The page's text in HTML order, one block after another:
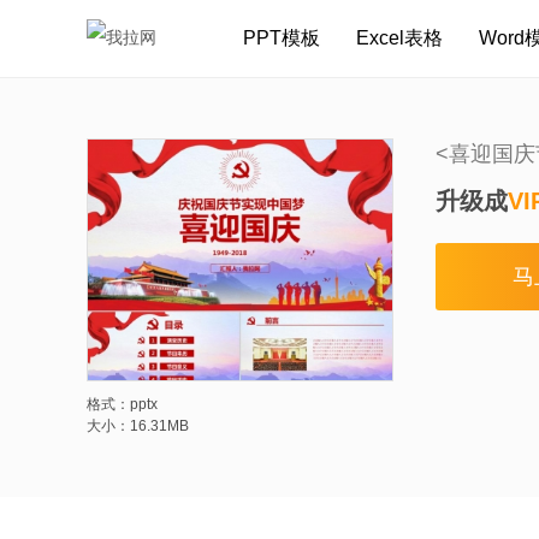
PPT模板 Excel表格 Word
格式：pptx
大小：16.31MB
<喜迎国
升级成
马